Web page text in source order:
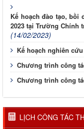
Kế hoạch đào tạo, bồi
2023 tại Trường Chính
(14/02/2023)
Kế hoạch nghiên
Chương trình công
Chương trình công
LỊCH CÔNG TÁC